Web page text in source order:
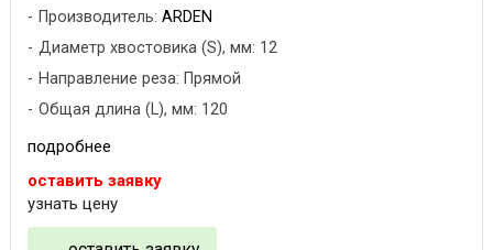
Производитель: ARDEN
Диаметр хвостовика (S), мм: 12
Направление реза: Прямой
Общая длина (L), мм: 120
подробнее
оставить заявку
узнать цену